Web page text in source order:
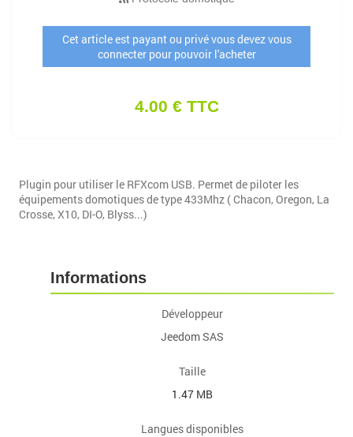
Cet article est payant ou privé vous devez vous
connecter pour pouvoir l'acheter
4.00 € TTC
Plugin pour utiliser le RFXcom USB. Permet de piloter les
équipements domotiques de type 433Mhz ( Chacon, Oregon, La
Crosse, X10, DI-O, Blyss...)
Informations
Développeur
Jeedom SAS
Taille
1.47 MB
Langues disponibles